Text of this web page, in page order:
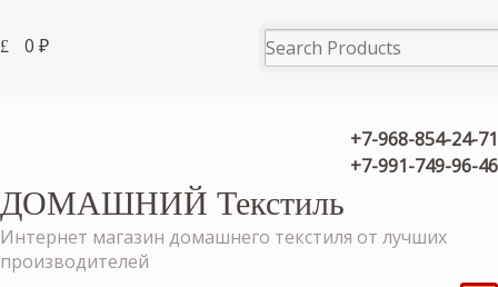
0 ₽
+7-968-854-24-71
+7-991-749-96-46
ДОМАШНИЙ Текстиль
Интернет магазин домашнего текстиля от лучших
производителей